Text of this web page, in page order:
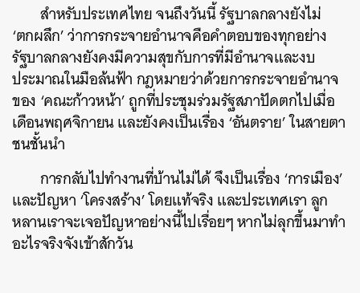
สำหรับประเทศไทย จนถึงวันนี้ รัฐบาลกลางยังไม่
‘ตกผลึก’ ว่าการกระจายอำนาจคือคำตอบของทุกอย่าง
รัฐบาลกลางยังคงมีความสุขกับการที่มีอำนาจและงบ
ประมาณในมือล้นฟ้า กฎหมายว่าด้วยการกระจายอำนาจ
ของ ‘คณะก้าวหน้า’ ถูกที่ประชุมร่วมรัฐสภาปัดตกไปเมื่อ
เดือนพฤศจิกายน และยังคงเป็นเรื่อง ‘อันตราย’ ในสายตา
ชนชั้นนำ
การกลับไปทำงานที่บ้านไม่ได้ จึงเป็นเรื่อง ‘การเมือง’
และปัญหา ‘โครงสร้าง’ โดยแท้จริง และประเทศเรา ลูก
หลานเราจะเจอปัญหาอย่างนี้ไปเรื่อยๆ หากไม่ลุกขึ้นมาทำ
อะไรจริงจังเข้าสักวัน